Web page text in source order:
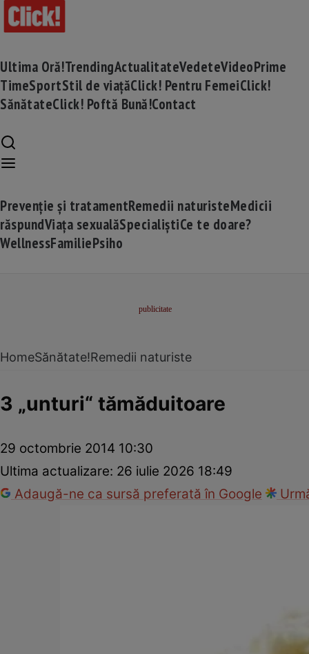
Ultima Oră!TrendingActualitateVedeteVideoPrime
TimeSportStil de viațăClick! Pentru FemeiClick!
SănătateClick! Poftă Bună!Contact
Prevenție și tratamentRemedii naturisteMedicii
răspundViața sexualăSpecialiștiCe te doare?
WellnessFamiliePsiho
HomeSănătate!Remedii naturiste
3 „unturi“ tămăduitoare
29 octombrie 2014 10:30
Ultima actualizare: 26 iulie 2026 18:49
Adaugă-ne ca sursă preferată în Google